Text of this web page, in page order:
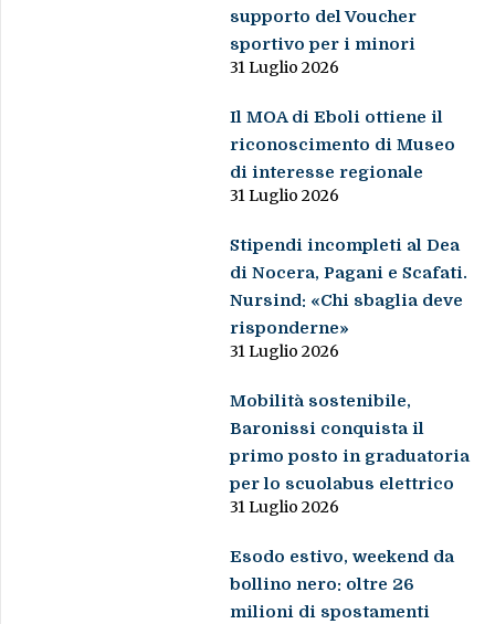
supporto del Voucher
sportivo per i minori
31 Luglio 2026
Il MOA di Eboli ottiene il
riconoscimento di Museo
di interesse regionale
31 Luglio 2026
Stipendi incompleti al Dea
di Nocera, Pagani e Scafati.
Nursind: «Chi sbaglia deve
risponderne»
31 Luglio 2026
Mobilità sostenibile,
Baronissi conquista il
primo posto in graduatoria
per lo scuolabus elettrico
31 Luglio 2026
Esodo estivo, weekend da
bollino nero: oltre 26
milioni di spostamenti